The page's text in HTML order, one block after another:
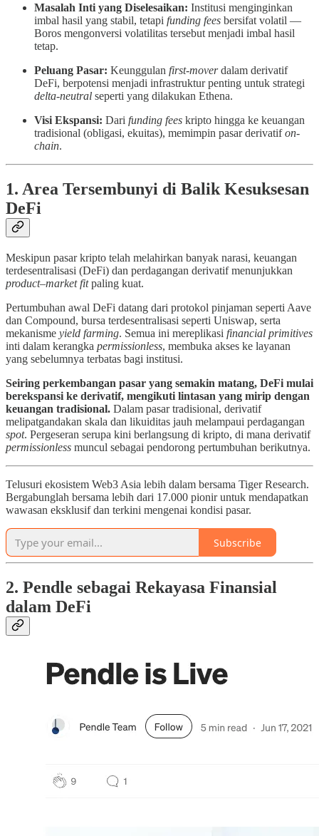
Masalah Inti yang Diselesaikan: Institusi menginginkan
imbal hasil yang stabil, tetapi funding fees bersifat volatil —
Boros mengonversi volatilitas tersebut menjadi imbal hasil
tetap.
Peluang Pasar: Keunggulan first-moverdalam derivatif
DeFi, berpotensi menjadi infrastruktur penting untuk strategi
delta-neutral seperti yang dilakukan Ethena.
Visi Ekspansi: Dari funding fees kripto hingga ke keuangan
tradisional (obligasi, ekuitas), memimpin pasar derivatifon-
chain.
1. Area Tersembunyi di Balik Kesuksesan
DeFi
Meskipun pasar kripto telah melahirkan banyak narasi, keuangan
terdesentralisasi (DeFi) dan perdagangan derivatif menunjukkan
product–market fitpaling kuat.
Pertumbuhan awal DeFi datang dari protokol pinjaman seperti Aave
dan Compound, bursa terdesentralisasi seperti Uniswap, serta
mekanisme yield farming. Semua ini mereplikasi financial primitives
inti dalam kerangka permissionless, membuka akses ke layanan
yang sebelumnya terbatas bagi institusi.
Seiring perkembangan pasar yang semakin matang, DeFi mulai
berekspansi ke derivatif, mengikuti lintasan yang mirip dengan
keuangan tradisional. Dalam pasar tradisional, derivatif
melipatgandakan skala dan likuiditas jauh melampaui perdagangan
spot. Pergeseran serupa kini berlangsung di kripto, di mana derivatif
permissionless muncul sebagai pendorong pertumbuhan berikutnya.
Telusuri ekosistem Web3 Asia lebih dalam bersama Tiger Research.
Bergabunglah bersama lebih dari 17.000 pionir untuk mendapatkan
wawasan eksklusif dan terkini mengenai kondisi pasar.
Subscribe
2. Pendle sebagai Rekayasa Finansial
dalam DeFi